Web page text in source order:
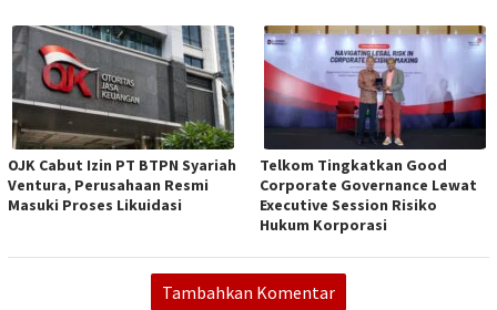
OJK Cabut Izin PT BTPN Syariah
Ventura, Perusahaan Resmi
Masuki Proses Likuidasi
Telkom Tingkatkan Good
Corporate Governance Lewat
Executive Session Risiko
Hukum Korporasi
Tambahkan Komentar